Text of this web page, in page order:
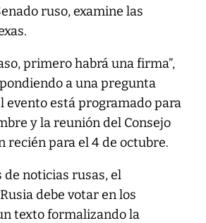
ruso, examine las
primero habrá una firma”,
a una pregunta
evento está programado para
y la reunión del Consejo
recién para el 4 de octubre.
de noticias rusas, el
debe votar en los
texto formalizando la